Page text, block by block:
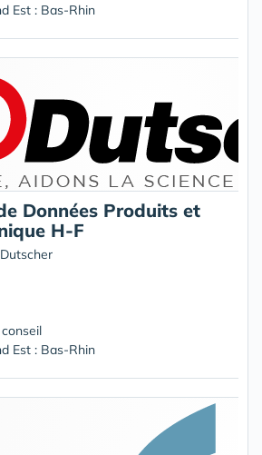
Est : Bas-Rhin
Données Produits et
H-F
Est : Bas-Rhin